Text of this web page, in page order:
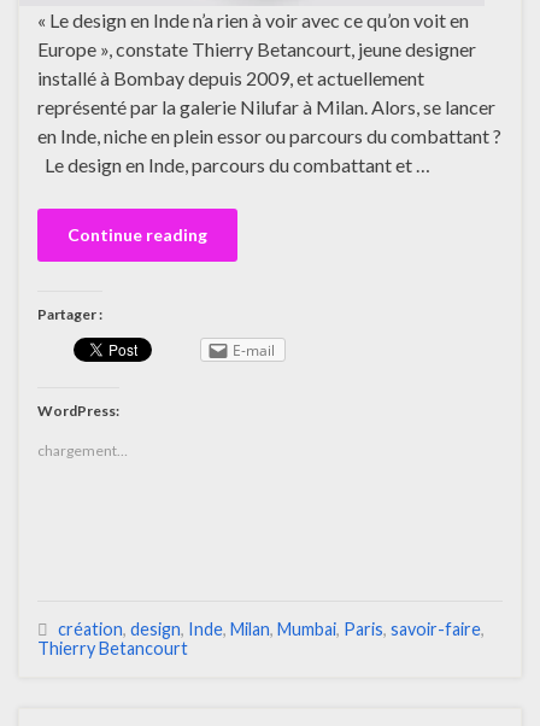
« Le design en Inde n’a rien à voir avec ce qu’on voit en
Europe », constate Thierry Betancourt, jeune designer
installé à Bombay depuis 2009, et actuellement
représenté par la galerie Nilufar à Milan. Alors, se lancer
en Inde, niche en plein essor ou parcours du combattant ?
Le design en Inde, parcours du combattant et …
Continue reading
Partager :
E-mail
WordPress:
chargement…
création, design, Inde, Milan, Mumbai, Paris, savoir-faire,
Thierry Betancourt